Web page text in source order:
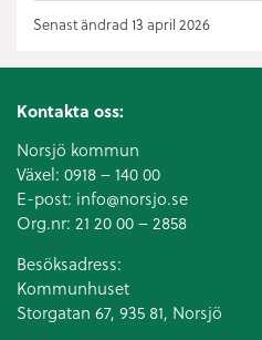
Senast ändrad 13 april 2026
Kontakta oss:
Norsjö kommun
Växel: 0918 – 140 00
E-post: info@norsjo.se
Org.nr: 21 20 00 – 2858
Besöksadress:
Kommunhuset
Storgatan 67, 935 81, Norsjö